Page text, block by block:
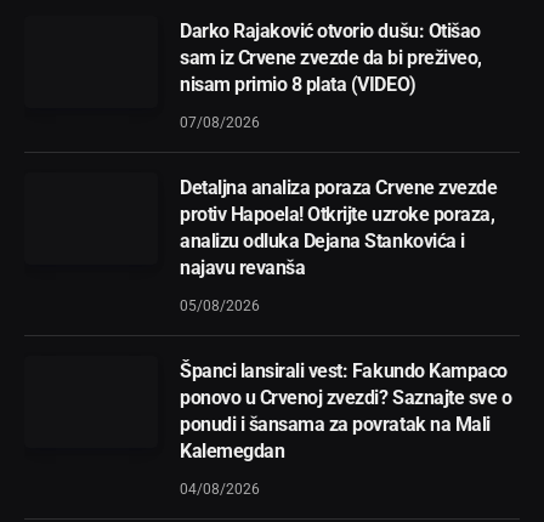
Darko Rajaković otvorio dušu: Otišao
sam iz Crvene zvezde da bi preživeo,
nisam primio 8 plata (VIDEO)
07/08/2026
Detaljna analiza poraza Crvene zvezde
protiv Hapoela! Otkrijte uzroke poraza,
analizu odluka Dejana Stankovića i
najavu revanša
05/08/2026
Španci lansirali vest: Fakundo Kampaco
ponovo u Crvenoj zvezdi? Saznajte sve o
ponudi i šansama za povratak na Mali
Kalemegdan
04/08/2026